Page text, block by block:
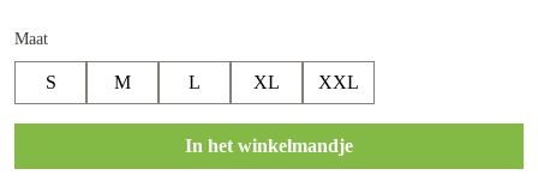
Maat
S M L XL XXL
In het winkelmandje